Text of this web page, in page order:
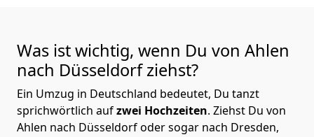
Was ist wichtig, wenn Du von Ahlen
nach Düsseldorfziehst?
Ein Umzug in Deutschland bedeutet, Du tanzt
sprichwörtlich aufzwei Hochzeiten. Ziehst Du von
Ahlen nach Düsseldorf oder sogar nach Dresden,